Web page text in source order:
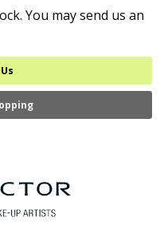
You may send us an